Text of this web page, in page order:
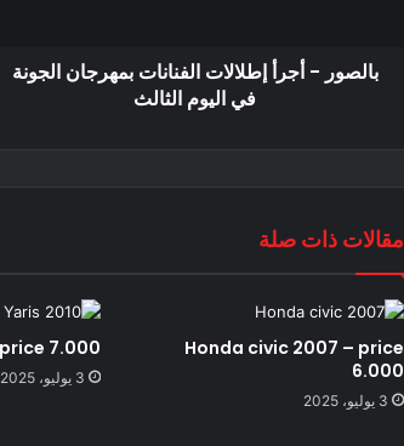
بالصور - أجرأ إطلالات الفنانات بمهرجان الجونة
في اليوم الثالث
مقالات ذات صلة
Honda civic 2007 – price
6.000
3 يوليو، 2025
7.000
3 يوليو، 2025